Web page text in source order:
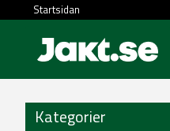
Startsidan
Kategorier